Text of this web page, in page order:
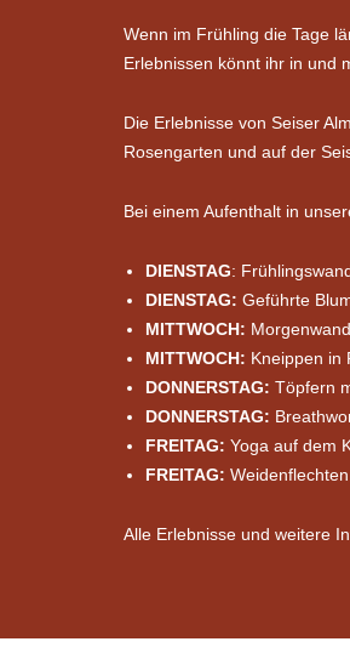
Wenn im Frühling die Tage
Erlebnissen könnt ihr in und
Die Erlebnisse von Seiser
Rosengarten und auf der
Bei einem Aufenthalt in
DIENSTAG:
DIENSTAG: Geführte
MITTWOCH:
MITTWOCH: Kneippen in
DONNERSTAG: Töpfern
DONNERSTAG:
FREITAG: Yoga auf dem
FREITAG: Weidenflechten
Alle Erlebnisse und weitere